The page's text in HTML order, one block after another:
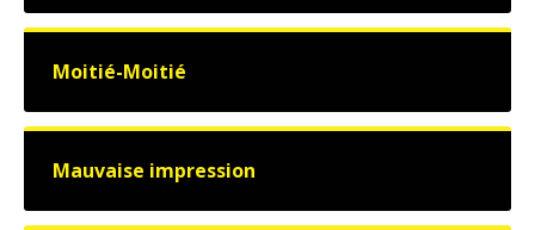
Moitié-Moitié
Mauvaise impression